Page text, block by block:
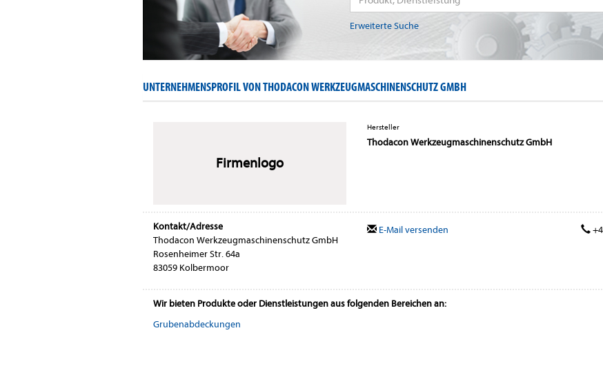
Erweiterte Suche
UNTERNEHMENSPROFIL VON THODACON WERKZEUGMASCHINENSCHUTZ GMBH
Firmenlogo
Hersteller
Thodacon Werkzeugmaschinenschutz GmbH
Kontakt/Adresse
Thodacon Werkzeugmaschinenschutz GmbH
Rosenheimer Str. 64a
83059 Kolbermoor
E-Mail versenden
Wir bieten Produkte oder Dienstleistungen aus folgenden Bereichen an:
Grubenabdeckungen